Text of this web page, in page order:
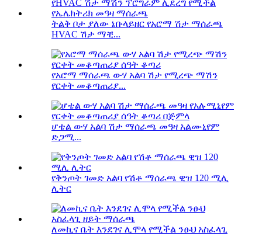
ትልቅ ቦታ ያለው ኔቡላይዘር የአሮማ ሽታ ማሰራጫ
HVAC ሽታ ማቺ...
የአሮማ ማሰራጫ ውሃ አልባ ሽታ የሚረጭ ማሽን
የርቀት መቆጣጠሪያ...
ሆቴል ውሃ አልባ ሽታ ማሰራጫ መዓዛ አልሙኒየም
ድጋሚ...
የቅንጦት ገመድ አልባ የሽቶ ማሰራጫ ዊዝ 120 ሚሊ
ሊትር
ለመኪና ቤት እንደገና ሊሞላ የሚችል ንፁህ አስፈላጊ